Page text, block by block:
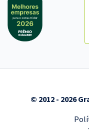
© 2012 - 2026